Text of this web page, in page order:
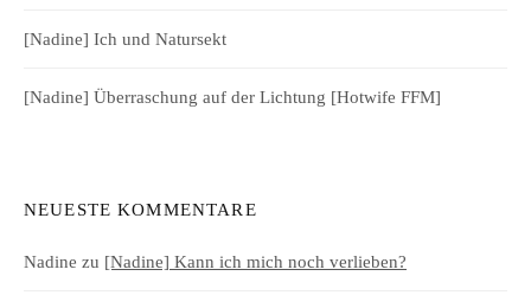
[Nadine] Ich und Natursekt
[Nadine] Überraschung auf der Lichtung [Hotwife FFM]
NEUESTE KOMMENTARE
Nadine zu [Nadine] Kann ich mich noch verlieben?